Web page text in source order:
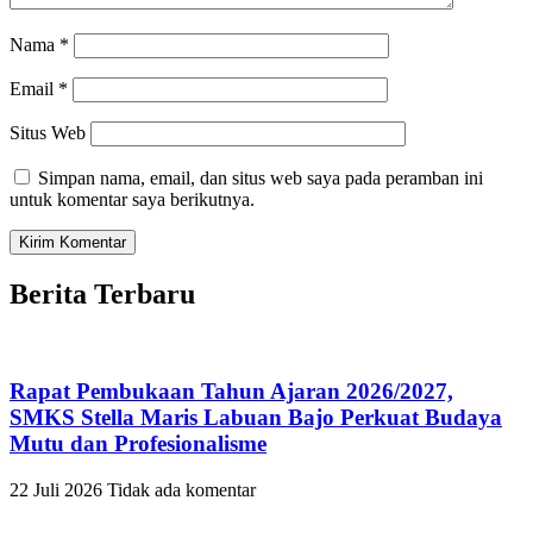
Nama *
Email *
Situs Web
Simpan nama, email, dan situs web saya pada peramban ini
untuk komentar saya berikutnya.
Berita Terbaru
Rapat Pembukaan Tahun Ajaran 2026/2027,
SMKS Stella Maris Labuan Bajo Perkuat Budaya
Mutu dan Profesionalisme
22 Juli 2026 Tidak ada komentar